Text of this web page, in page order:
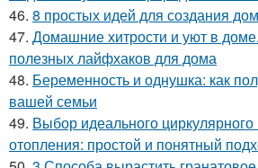
46. 8 простых идей для создания
47. Домашние хитрости и уют в
полезных лайфхаков для дома
48. Беременность и однушка: как
вашей семьи
49. Выбор идеального
отопления: простой и понятный